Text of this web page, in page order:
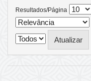
Resultados/Página